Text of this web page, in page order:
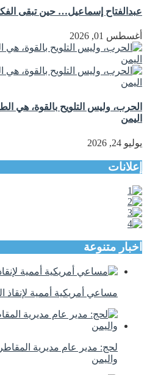
عبدالفتاح إسماعيل… حين تبقى
أغسطس 01, 2026
الحرب، وليس التلويح بالقوة، هي
اليمن
يوليو 24, 2026
إعلانات
اخبار متنوعة
مساعي أمريكية أممية لإنقاذ
لحج: مدير عام مديرية
واليمن